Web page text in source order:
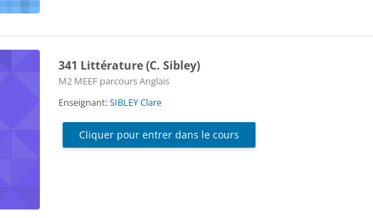
341 Littérature (C. Sibley)
Catégorie de cours
M2 MEEF parcours Anglais
Enseignant:SIBLEY Clare
Cliquer pour entrer dans le cours